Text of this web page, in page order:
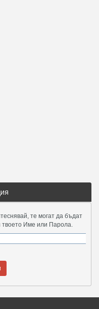
те могат да бъдат
твоето Име или Парола.